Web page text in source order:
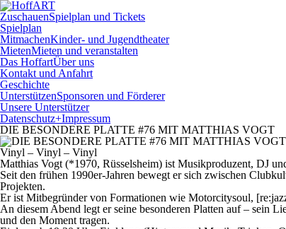
ZuschauenSpielplan und Tickets
Spielplan
MitmachenKinder- und Jugendtheater
MietenMieten und veranstalten
Das HoffartÜber uns
Kontakt und Anfahrt
Geschichte
UnterstützenSponsoren und Förderer
Unsere Unterstützer
Datenschutz+Impressum
DIE BESONDERE PLATTE #76 MIT MATTHIAS VOGT
Vinyl – Vinyl – Vinyl
Matthias Vogt (*1970, Rüsselsheim) ist Musikproduzent, DJ
Seit den frühen 1990er-Jahren bewegt er sich zwischen
Projekten.
Er ist Mitbegründer von Formationen wie Motorcitysoul,
An diesem Abend legt er seine besonderen Platten auf – sein
und den Moment tragen.